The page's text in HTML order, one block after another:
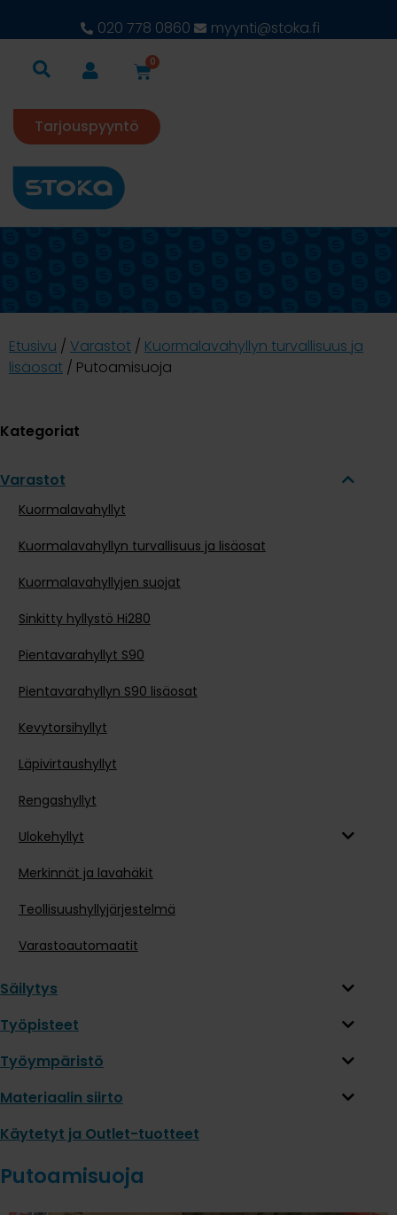
020 778 0860 myynti@stoka.fi
0
Tarjouspyyntö
Etusivu / Varastot / Kuormalavahyllyn turvallisuus ja
lisäosat / Putoamisuoja
Kategoriat
Varastot
Kuormalavahyllyt
Kuormalavahyllyn turvallisuus ja lisäosat
Kuormalavahyllyjen suojat
Sinkitty hyllystö Hi280
Pientavarahyllyt S90
Pientavarahyllyn S90 lisäosat
Kevytorsihyllyt
Läpivirtaushyllyt
Rengashyllyt
Ulokehyllyt
Merkinnät ja lavahäkit
Teollisuushyllyjärjestelmä
Varastoautomaatit
Säilytys
Työpisteet
Työympäristö
Materiaalin siirto
Käytetyt ja Outlet-tuotteet
Putoamisuoja